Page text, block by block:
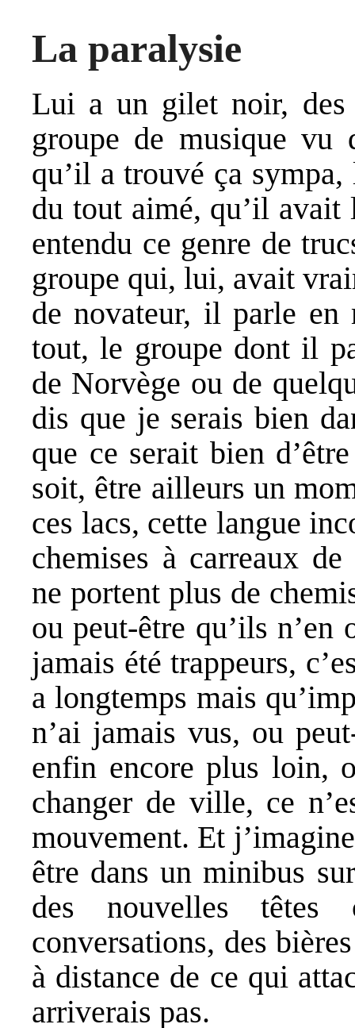
La paralysie
Lui a un gilet noir, des
groupe de musique
qu’il a trouvé ça sympa,
du tout aimé, qu’il avait
entendu ce genre de
groupe qui, lui, avait
de novateur, il parle en
tout, le groupe dont il
de Norvège ou de
dis que je serais bien
que ce serait bien
soit, être ailleurs un
ces lacs, cette langue
chemises à carreaux
ne portent plus de
ou peut-être qu’ils n’en
jamais été trappeurs,
a longtemps mais
n’ai jamais vus, ou
enfin encore plus loin,
changer de ville, ce
mouvement. Et
être dans un minibus
des nouvelles têtes
conversations, des
à distance de ce qui
arriverais pas.